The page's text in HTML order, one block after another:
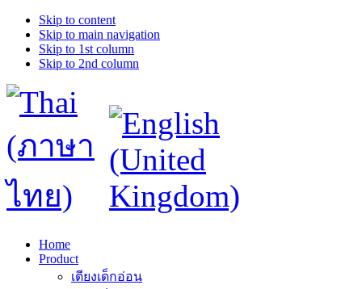
Skip to content
Skip to main navigation
Skip to 1st column
Skip to 2nd column
Home
Product
เตียงเด็กอ่อน